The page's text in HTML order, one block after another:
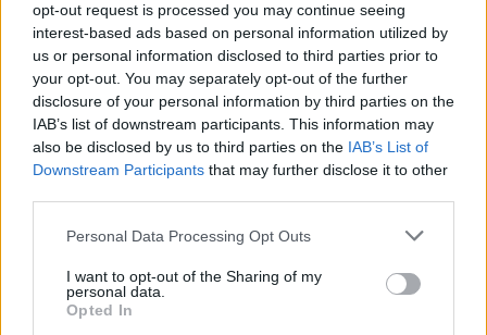
opt-out request is processed you may continue seeing
interest-based ads based on personal information utilized by
us or personal information disclosed to third parties prior to
your opt-out. You may separately opt-out of the further
disclosure of your personal information by third parties on the
IAB’s list of downstream participants. This information may
also be disclosed by us to third parties on the IAB’s List of
Downstream Participants that may further disclose it to other
Please note that this website/app uses one or more Google
not limited to your visit or usage behaviour. You may click to
grant or deny consent to Google and its third-party tags to
use your data for below specified purposes in below Google
Personal Data Processing Opt Outs
I want to opt-out of the Sharing of my
personal data.
Opted In
Akár kezdő vagy a műfajban, akár keményvonalas
veterán, a Street Fighter 6 neked szól.
Ami tetszett